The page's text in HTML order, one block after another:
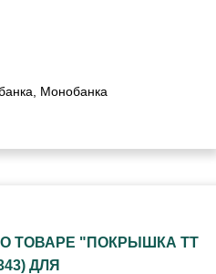
Монобанка
ТОВАРЕ "ПОКРЫШКА TT
ДЛЯ